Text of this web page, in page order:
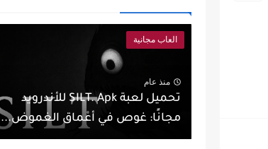
العاب مجانية
منذ عام
تحميل لعبة SILT. Apk للأندرويد
مجانًا: غوص في أعماق الغموض...